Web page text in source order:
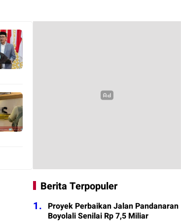
Berita Terpopuler
1. Proyek Perbaikan Jalan Pandanaran
Boyolali Senilai Rp 7,5 Miliar